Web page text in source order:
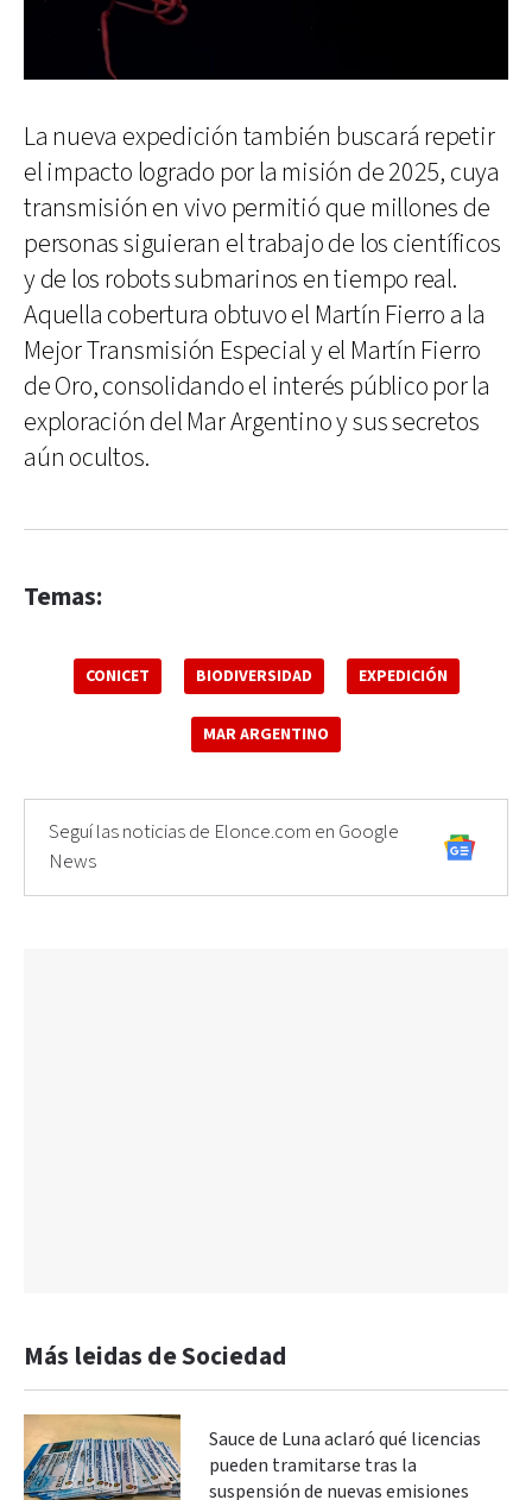
La nueva expedición también buscará repetir
el impacto logrado por la misión de 2025, cuya
transmisión en vivo permitió que millones de
personas siguieran el trabajo de los científicos
y de los robots submarinos en tiempo real.
Aquella cobertura obtuvo el Martín Fierro a la
Mejor Transmisión Especial y el Martín Fierro
de Oro, consolidando el interés público por la
exploración del Mar Argentino y sus secretos
aún ocultos.
Temas:
CONICET BIODIVERSIDAD EXPEDICIÓN
MAR ARGENTINO
Seguí las noticias de Elonce.com en Google
News
Más leidas de Sociedad
Sauce de Luna aclaró qué licencias
pueden tramitarse tras la
suspensión de nuevas emisiones